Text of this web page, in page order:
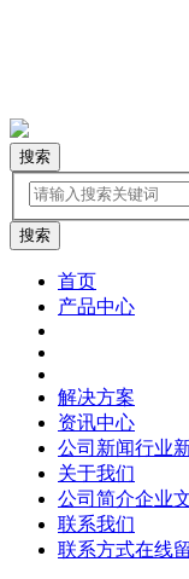
搜索
首页
产品中心
解决方案
资讯中心
公司新闻行业
关于我们
公司简介企业
联系我们
联系方式在线